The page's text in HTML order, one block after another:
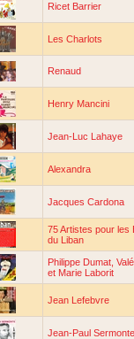
Ricet Barrier
Les Charlots
Renaud
Henry Mancini
Jean-Luc Lahaye
Alexandra
Jacques Cardona
75 Artistes pour les
du Liban
Philippe Dumat,
et Marie Laborit
Jean Lefebvre
Jean-Paul Sermonte